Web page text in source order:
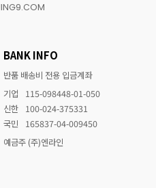
BANK INFO
반품 배송비 전용 입금계좌
기업
115-098448-01-050
신한
100-024-375331
국민
165837-04-009450
예금주 (주)엔라인